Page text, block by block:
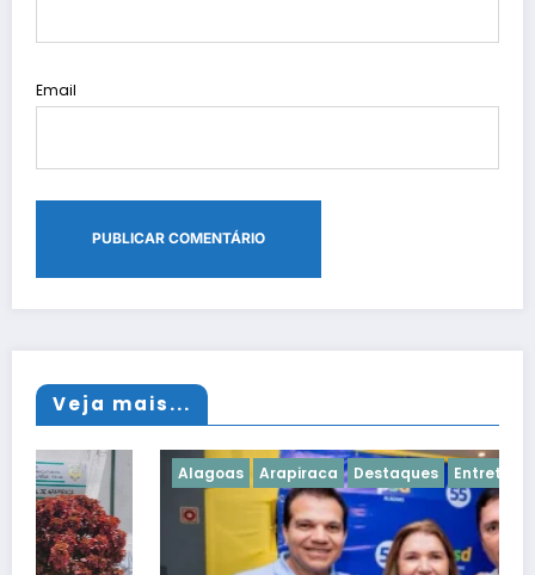
Email
Veja mais...
Alagoas Arapiraca Destaques Entretenimento